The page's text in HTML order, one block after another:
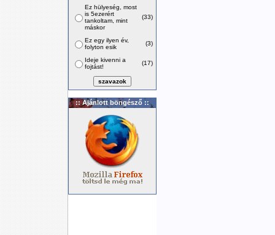
Ez hülyeség, most
is 5ezerért
tankoltam, mint
máskor
(33)
Ez egy ilyen év,
folyton esik
(3)
Ideje kivenni a
fojtást!
(17)
:: Ajánlott böngésző ::